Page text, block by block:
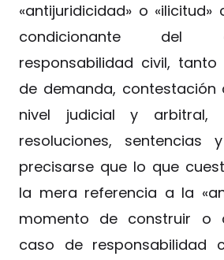
«antijuridicidad» o
condicionante del
responsabilidad civil,
de demanda, contestación
nivel judicial y
resoluciones, sentencias
precisarse que lo que
la mera referencia a la
momento de construir o
caso de responsabilidad